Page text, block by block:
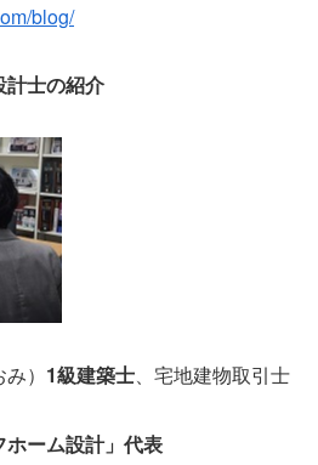
blog/
計士の紹介
） 1級建築士、宅地建物取引士
ホーム設計」代表